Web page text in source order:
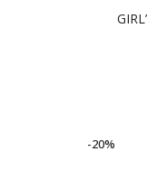
-20%